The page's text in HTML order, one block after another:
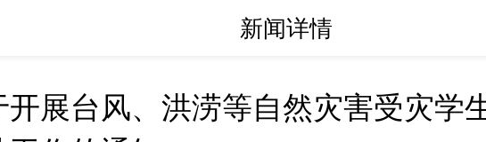
新闻详情
开展台风、洪涝等自然灾害受灾学